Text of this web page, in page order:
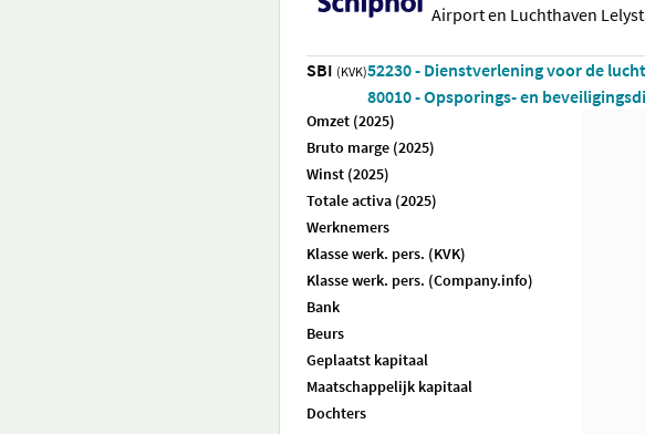
Airport en Luchthaven
SBI (KVK)52230 - Dienstverlening voor de
80010 - Opsporings- en
Omzet (2025)
Bruto marge (2025)
Winst (2025)
Totale activa (2025)
Werknemers
Klasse werk. pers. (KVK)
Klasse werk. pers. (Company.info)
Bank
Beurs
Geplaatst kapitaal
Maatschappelijk kapitaal
Dochters